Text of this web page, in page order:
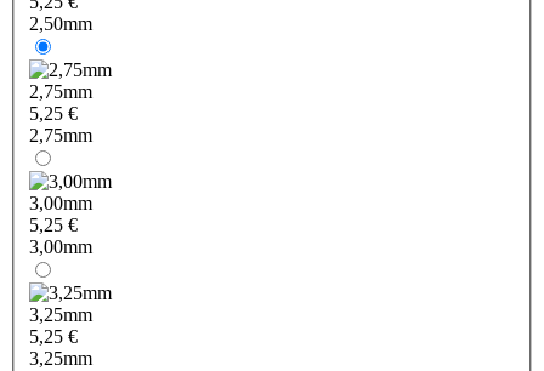
2,50mm
2,75mm
5,25 €
2,75mm
3,00mm
5,25 €
3,00mm
3,25mm
5,25 €
3,25mm